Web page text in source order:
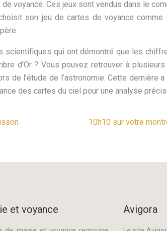
voyance. Ces jeux sont vendus dans le
son jeu de cartes de voyance
scientifiques qui ont démontré que les
d’Or ? Vous pouvez retrouver à
de l’étude de l’astronomie. Cette dernière
des cartes du ciel pour une analyse
10h10 sur votre
et voyance Avigora